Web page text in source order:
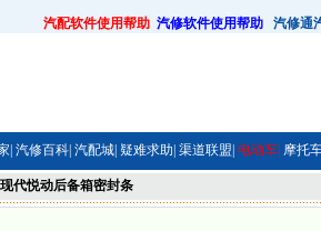
汽配软件使用帮助 汽修软件使用帮助 汽修通
| 汽修百科| 汽配城| 疑难求助| 渠道联盟| 电动车| 摩托
代悦动后备箱密封条